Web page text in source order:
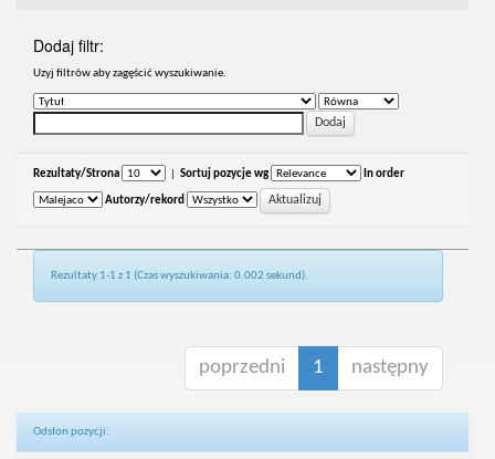
Dodaj filtr:
Uzyj filtrów aby zagęścić wyszukiwanie.
Rezultaty/Strona Sortuj pozycje wg In order
Autorzy/rekord
Rezultaty 1-1 z 1 (Czas wyszukiwania: 0.002 sekund).
poprzedni 1 następny
Odsłon pozycji: